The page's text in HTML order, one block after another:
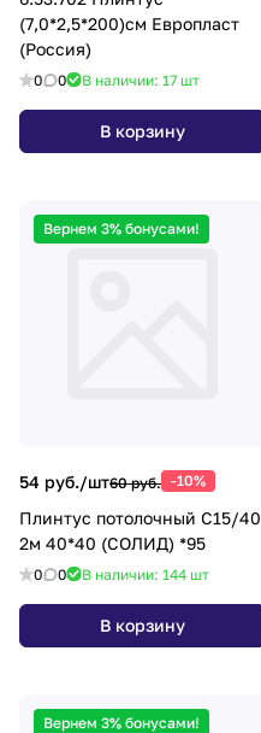
(7,0*2,5*200)см Европласт
(Россия)
0 0 В наличии: 17 шт
В корзину
Вернем 3% бонусами!
54 руб./шт60 руб. -10%
Плинтус потолочный С15/40
2м 40*40 (СОЛИД) *95
0 0 В наличии: 144 шт
В корзину
Вернем 3% бонусами!